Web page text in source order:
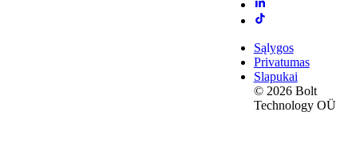
Sąlygos
Privatumas
Slapukai
© 2026 Bolt
Technology OÜ